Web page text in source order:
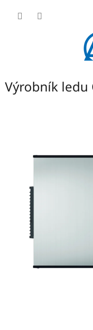
Výrobník ledu